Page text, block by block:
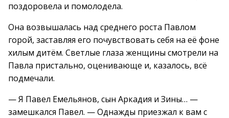
поздоровела и помолодела.
Она возвышалась над среднего роста Павлом
горой, заставляя его почувствовать себя на её фоне
хилым дитём. Светлые глаза женщины смотрели на
Павла пристально, оценивающе и, казалось, всё
подмечали.
— Я Павел Емельянов, сын Аркадия и Зины… —
замешкался Павел. — Однажды приезжал к вам с